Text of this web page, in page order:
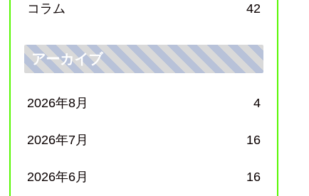
コラム 42
アーカイブ
2026年8月 4
2026年7月 16
2026年6月 16